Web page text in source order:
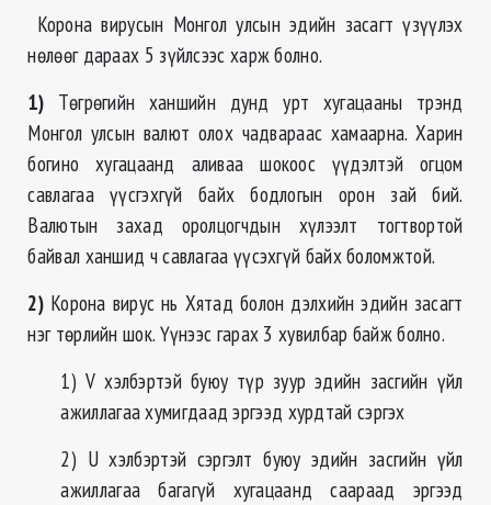
Корона вирусын Монгол улсын эдийн засагт үзүүлэх
нөлөөг дараах 5 зүйлсээс харж болно.
1) Төгрөгийн ханшийн дунд урт хугацааны трэнд
Монгол улсын валют олох чадвараас хамаарна. Харин
богино хугацаанд аливаа шокоос үүдэлтэй огцом
савлагаа үүсгэхгүй байх бодлогын орон зай бий.
Валютын захад оролцогчдын хүлээлт тогтвортой
байвал ханшид ч савлагаа үүсэхгүй байх боломжтой.
2) Корона вирус нь Хятад болон дэлхийн эдийн засагт
нэг төрлийн шок. Үүнээс гарах 3 хувилбар байж болно.
1) V хэлбэртэй буюу түр зуур эдийн засгийн үйл
ажиллагаа хумигдаад эргээд хурдтай сэргэх
2) U хэлбэртэй сэргэлт буюу эдийн засгийн үйл
ажиллагаа багагүй хугацаанд саараад эргээд